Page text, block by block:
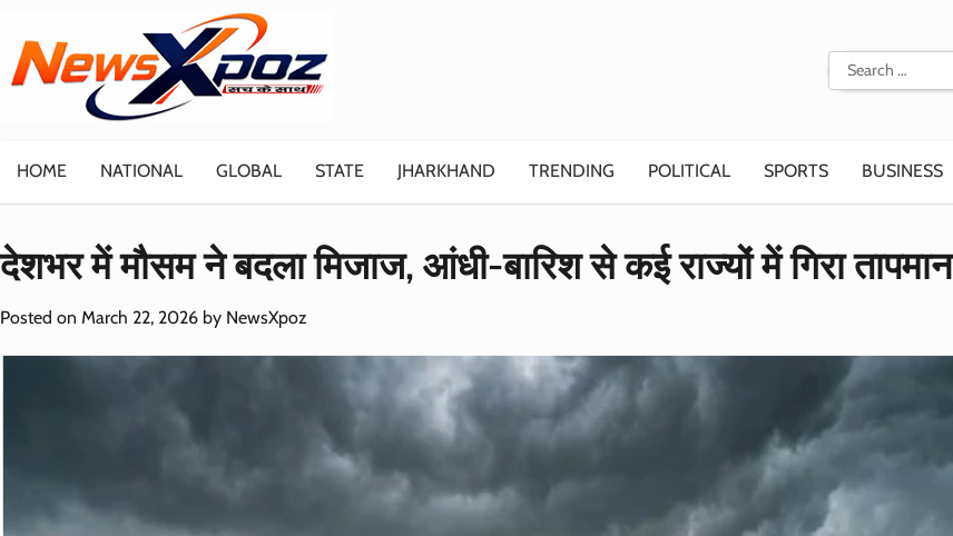
content
Search
for:
HOME NATIONAL GLOBAL STATE JHARKHAND TRENDING POLITICAL SPORTS BUSINESS
देशभर में मौसम ने बदला मिजाज, आंधी-बारिश से कई राज्यों में गिरा तापमान
Posted on March 22, 2026 by NewsXpoz